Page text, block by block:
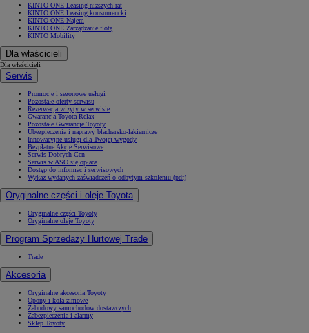
KINTO ONE Leasing niższych rat
KINTO ONE Leasing konsumencki
KINTO ONE Najem
KINTO ONE Zarządzanie flotą
KINTO Mobility
Dla właścicieli
Dla właścicieli
Serwis
Promocje i sezonowe usługi
Pozostałe oferty serwisu
Rezerwacja wizyty w serwisie
Gwarancja Toyota Relax
Pozostałe Gwarancje Toyoty
Ubezpieczenia i naprawy blacharsko-lakiernicze
Innowacyjne usługi dla Twojej wygody
Bezpłatne Akcje Serwisowe
Serwis Dobrych Cen
Serwis w ASO się opłaca
Dostęp do informacji serwisowych
Wykaz wydanych zaświadczeń o odbytym szkoleniu (pdf)
Oryginalne części i oleje Toyota
Oryginalne części Toyoty
Oryginalne oleje Toyoty
Program Sprzedaży Hurtowej Trade
Trade
Akcesoria
Oryginalne akcesoria Toyoty
Opony i koła zimowe
Zabudowy samochodów dostawczych
Zabezpieczenia i alarmy
Sklep Toyoty